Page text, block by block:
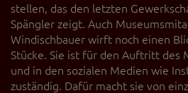
stellen, das den letzten
Spängler zeigt. Auch
Windischbauer wirft noch einen
Stücke. Sie ist für den Auftritt des
und in den sozialen Medien wie
zuständig. Dafür macht sie von